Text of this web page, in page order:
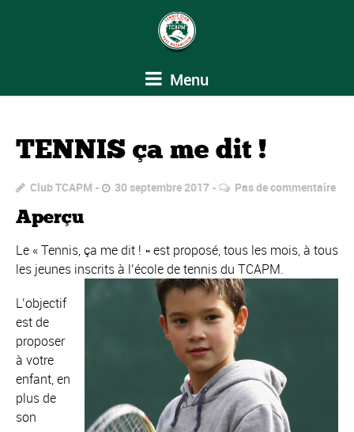
Menu
TENNIS ça me dit !
Club TCAPM 30 septembre 2017 Pas de commentaire
Aperçu
Le « Tennis, ça me dit ! » est proposé, tous les mois, à tous
les jeunes inscrits à l’école de tennis du TCAPM.
L’objectif
est de
proposer
à votre
enfant, en
plus de
son